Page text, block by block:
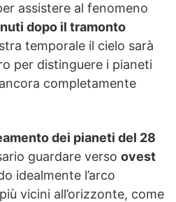
assistere al fenomeno
dopo il tramonto
temporale il cielo sarà
per distinguere i pianeti
completamente
dei pianeti del 28
guardare verso ovest
idealmente l’arco
vicini all’orizzonte, come